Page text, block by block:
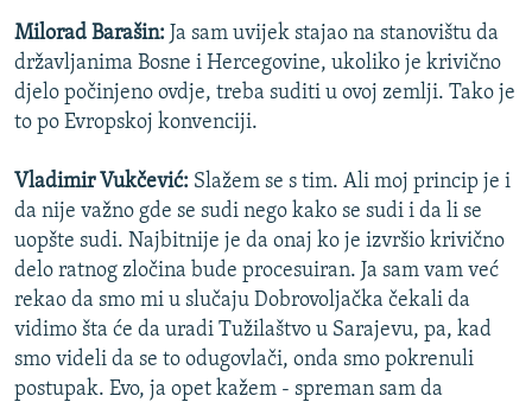
Milorad Barašin: Ja sam uvijek stajao na stanovištu da
državljanima Bosne i Hercegovine, ukoliko je krivično
djelo počinjeno ovdje, treba suditi u ovoj zemlji. Tako je
to po Evropskoj konvenciji.
Vladimir Vukčević: Slažem se s tim. Ali moj princip je i
da nije važno gde se sudi nego kako se sudi i da li se
uopšte sudi. Najbitnije je da onaj ko je izvršio krivično
delo ratnog zločina bude procesuiran. Ja sam vam već
rekao da smo mi u slučaju Dobrovoljačka čekali da
vidimo šta će da uradi Tužilaštvo u Sarajevu, pa, kad
smo videli da se to odugovlači, onda smo pokrenuli
postupak. Evo, ja opet kažem - spreman sam da